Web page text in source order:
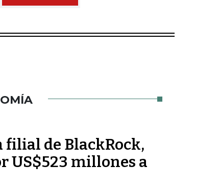
filial de BlackRock,
US$523 millones a